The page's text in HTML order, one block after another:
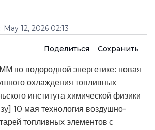
: May 12, 2026 02:13
Поделиться Сохранить
по водородной энергетике: новая
охлаждения топливных
института химической физики
10 мая технология воздушно-
топливных элементов с